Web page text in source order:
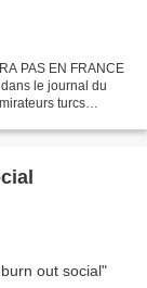
PAS EN FRANCE
le journal du
turcs